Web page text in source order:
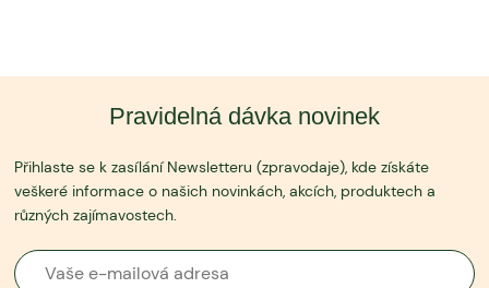
Pravidelná dávka novinek
Přihlaste se k zasílání Newsletteru (zpravodaje), kde získáte
veškeré informace o našich novinkách, akcích, produktech a
různých zajímavostech.